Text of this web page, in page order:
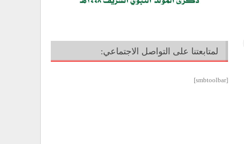
لمتابعتنا على التواصل الاجتماعي:
[smbtoolbar]